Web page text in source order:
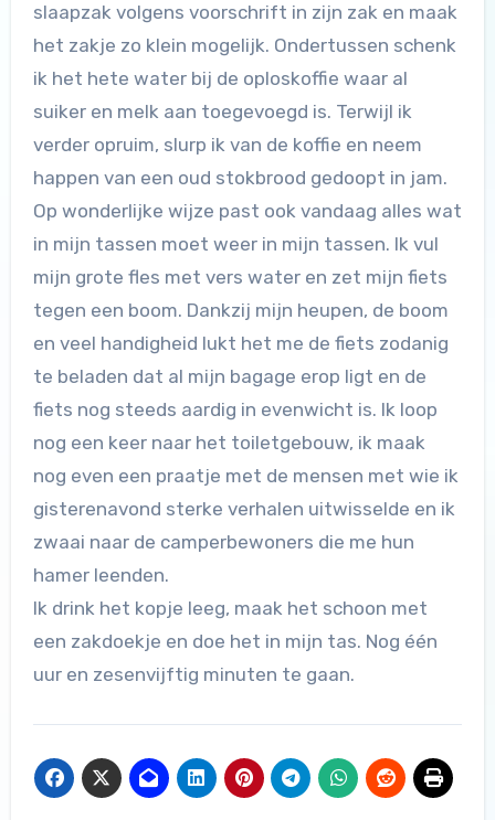
slaapzak volgens voorschrift in zijn zak en maak
het zakje zo klein mogelijk. Ondertussen schenk
ik het hete water bij de oploskoffie waar al
suiker en melk aan toegevoegd is. Terwijl ik
verder opruim, slurp ik van de koffie en neem
happen van een oud stokbrood gedoopt in jam.
Op wonderlijke wijze past ook vandaag alles wat
in mijn tassen moet weer in mijn tassen. Ik vul
mijn grote fles met vers water en zet mijn fiets
tegen een boom. Dankzij mijn heupen, de boom
en veel handigheid lukt het me de fiets zodanig
te beladen dat al mijn bagage erop ligt en de
fiets nog steeds aardig in evenwicht is. Ik loop
nog een keer naar het toiletgebouw, ik maak
nog even een praatje met de mensen met wie ik
gisterenavond sterke verhalen uitwisselde en ik
zwaai naar de camperbewoners die me hun
hamer leenden.
Ik drink het kopje leeg, maak het schoon met
een zakdoekje en doe het in mijn tas. Nog één
uur en zesenvijftig minuten te gaan.